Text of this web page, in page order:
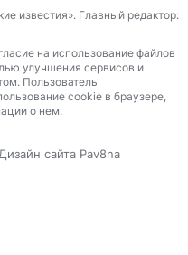
известия». Главный редактор:
на использование файлов
улучшения сервисов и
Пользователь
сооkіе в браузере,
о нем.
сайта Pav8na